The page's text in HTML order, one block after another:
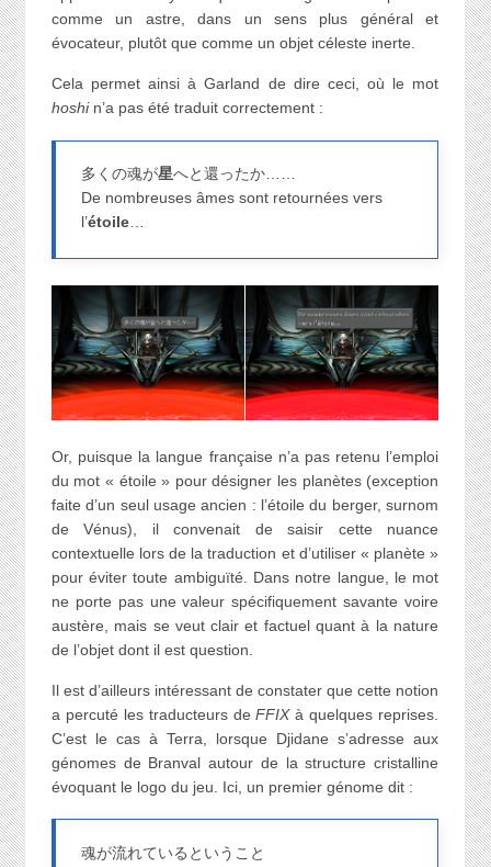
comme un astre, dans un sens plus général et
évocateur, plutôt que comme un objet céleste inerte.
Cela permet ainsi à Garland de dire ceci, où le mot
hoshin’a pas été traduit correctement :
多くの魂が星へと還ったか……
De nombreuses âmes sont retournées vers
l’étoile…
Or, puisque la langue française n’a pas retenu l’emploi
du mot « étoile » pour désigner les planètes (exception
faite d’un seul usage ancien : l’étoile du berger, surnom
de Vénus), il convenait de saisir cette nuance
contextuelle lors de la traduction et d’utiliser « planète »
pour éviter toute ambiguïté. Dans notre langue, le mot
ne porte pas une valeur spécifiquement savante voire
austère, mais se veut clair et factuel quant à la nature
de l’objet dont il est question.
Il est d’ailleurs intéressant de constater que cette notion
a percuté les traducteurs deFFIXà quelques reprises.
C’est le cas à Terra, lorsque Djidane s’adresse aux
génomes de Branval autour de la structure cristalline
évoquant le logo du jeu. Ici, un premier génome dit :
魂が流れているということ